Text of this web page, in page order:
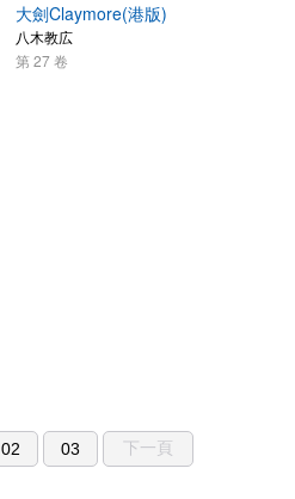
大劍Claymore(港版)
八木教広
第 27 卷
02 03 下一頁